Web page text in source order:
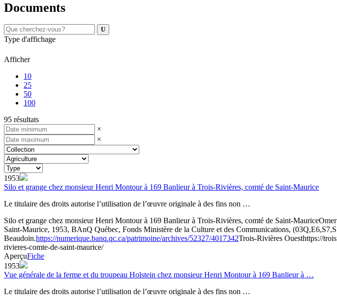
Documents
Type d'affichage
Afficher
10
25
50
100
95 résultats
×
×
1953
Silo et grange chez monsieur Henri Montour à 169 Banlieur à Trois-Rivières, comté de Saint-Maurice
Le titulaire des droits autorise l’utilisation de l’œuvre originale à des fins non …
Silo et grange chez monsieur Henri Montour à 169 Banlieur à Trois-Rivières, comté de Saint-Maurice
Saint-Maurice, 1953, BAnQ Québec, Fonds Ministère de la Culture et des Communications,
Beaudoin.https://numerique.banq.qc.ca/patrimoine/archives/52327/4017342Trois-Rivières Ouesthttps://
rivieres-comte-de-saint-maurice/
AperçuFiche
1953
Vue générale de la ferme et du troupeau Holstein chez monsieur Henri Montour à 169 Banlieur à …
Le titulaire des droits autorise l’utilisation de l’œuvre originale à des fins non …